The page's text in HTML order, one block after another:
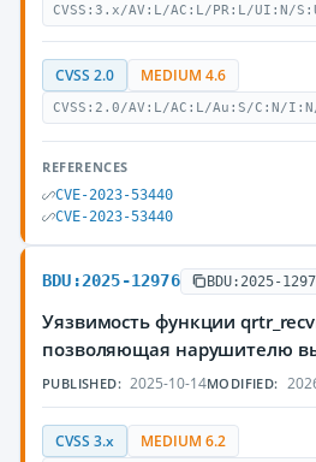
CVSS:3.x/AV:L/AC:L/PR:L/UI:N/
CVSS 2.0 MEDIUM 4.6
CVSS:2.0/AV:L/AC:L/Au:S/C:N/
REFERENCES
CVE-2023-53440
CVE-2023-53440
BDU:2025-12976 BDU:2025-
Уязвимость функции
позволяющая нарушителю
PUBLISHED: 2025-10-14MODIFIED:
CVSS 3.x MEDIUM 6.2